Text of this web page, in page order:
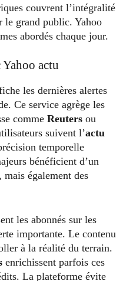
couvrent l’intégralité
le grand public. Yahoo
abordés chaque jour.
actu
les dernières alertes
Ce service agrège les
comme Reuters ou
suivent l’actu
temporelle
bénéficient d’un
également des
les abonnés sur les
importante. Le contenu
à la réalité du terrain.
enrichissent parfois ces
La plateforme évite